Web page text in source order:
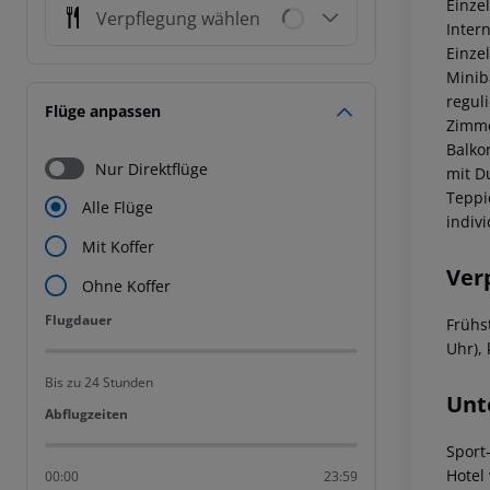
Verpflegung wählen
Flüge anpassen
Nur Direktflüge
Alle Flüge
Mit Koffer
Ohne Koffer
Flugdauer
Flugdauer
Bis zu 24 Stunden
Abflugzeiten
Abflugzeiten
00:00 23:59
mit
Uhr),
Hotel